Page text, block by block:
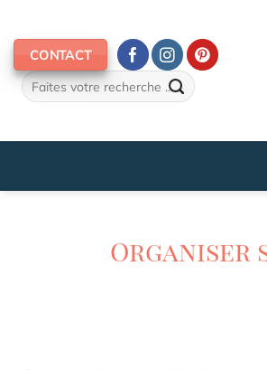
au
contenuCONTACT
Organiser